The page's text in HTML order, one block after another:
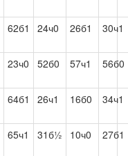
62б1 24ч0 26б1 30ч1
23ч0 52б0 57ч1 56б0
64б1 26ч1 16б0 34ч1
65ч1 31б½ 10ч0 27б1